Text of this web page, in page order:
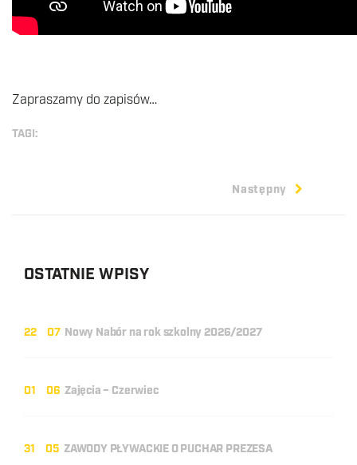
Zapraszamy do zapisów…
TAGI:
Następny
OSTATNIE WPISY
22 07 Nowy Nabór na rok szkolny 2026/2027
01 06 Zajęcia – Czerwiec
31 05 ZAWODY PŁYWACKIE O PUCHAR PREZESA